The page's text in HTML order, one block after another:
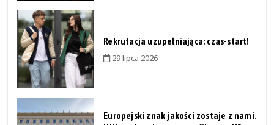
Rekrutacja uzupełniająca: czas-start!
29 lipca 2026
Europejski znak jakości zostaje z nami.